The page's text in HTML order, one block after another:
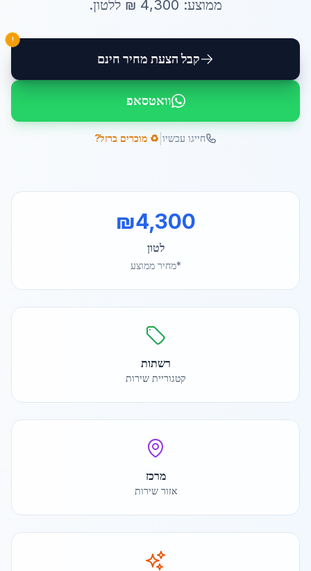
ממוצע: 4,300 ₪ ללטון.
קבל הצעת מחיר חינם
!
וואטסאפ
חייגו עכשיו ♻️ מוכרים ברזל?
₪4,300
לטון
*מחיר ממוצע
רשתות
קטגוריית שירות
מרכז
אזור שירות